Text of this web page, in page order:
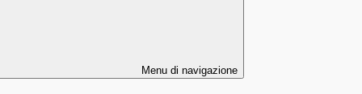
Menu di navigazione